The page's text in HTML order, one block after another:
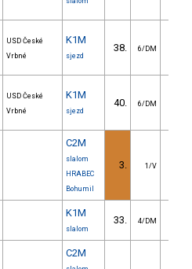
USD České
Vrbné
K1M
sjezd
38. 6/DM
USD České
Vrbné
K1M
sjezd
40. 6/DM
C2M
slalom
HRABEC
Bohumil
3. 1/V
K1M
slalom
33. 4/DM
C2M